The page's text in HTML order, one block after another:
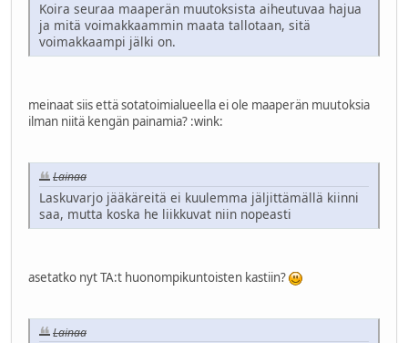
Koira seuraa maaperän muutoksista aiheutuvaa hajua
ja mitä voimakkaammin maata tallotaan, sitä
voimakkaampi jälki on.
meinaat siis että sotatoimialueella ei ole maaperän muutoksia
ilman niitä kengän painamia? :wink:
Lainaa
Laskuvarjo jääkäreitä ei kuulemma jäljittämällä kiinni
saa, mutta koska he liikkuvat niin nopeasti
asetatko nyt TA:t huonompikuntoisten kastiin?
Lainaa